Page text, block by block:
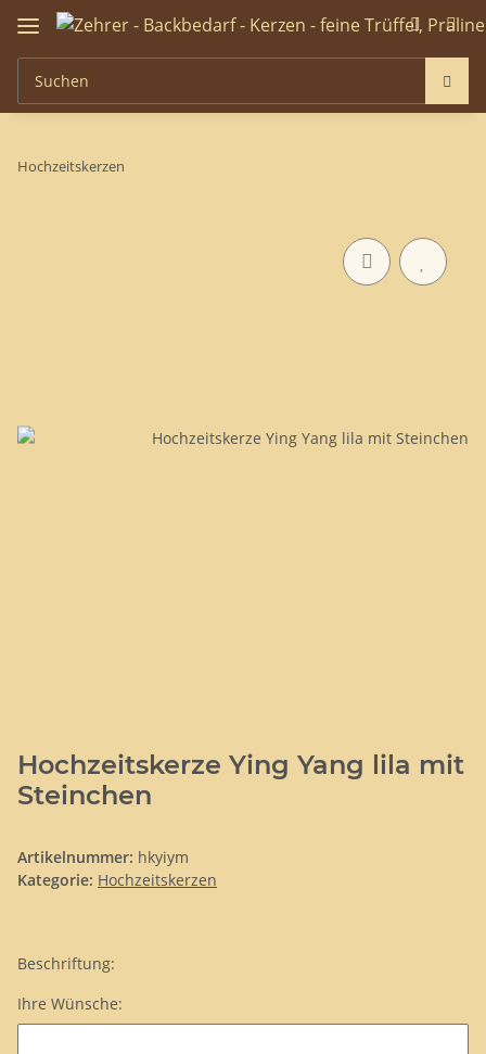
Hochzeitskerzen
Hochzeitskerze Ying Yang lila mit
Steinchen
Artikelnummer: hkyiym
Kategorie: Hochzeitskerzen
Beschriftung:
Ihre Wünsche: